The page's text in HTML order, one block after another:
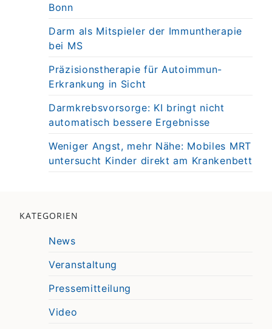
Bonn
Darm als Mitspieler der Immuntherapie
bei MS
Präzisionstherapie für Autoimmun-
Erkrankung in Sicht
Darmkrebsvorsorge: KI bringt nicht
automatisch bessere Ergebnisse
Weniger Angst, mehr Nähe: Mobiles MRT
untersucht Kinder direkt am Krankenbett
KATEGORIEN
News
Veranstaltung
Pressemitteilung
Video